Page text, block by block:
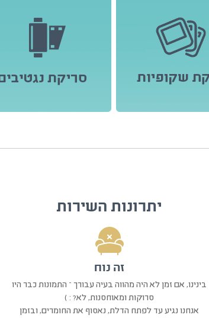
יתרונות השירות
זה נוח
בינינו, אם זמן לא היה מהווה בעיה עבורך – התמונות כבר היו
סרוקות ומאוחסנות, לא? : )
אנחנו נגיע עד לפתח הדלת, נאסוף את החומרים, ובזמן